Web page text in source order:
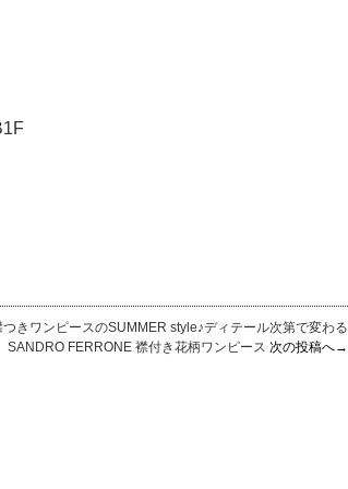
つきワンピースのSUMMER style♪ディテール次第で変わる
SANDRO FERRONE 襟付き花柄ワンピース 次の投稿へ→